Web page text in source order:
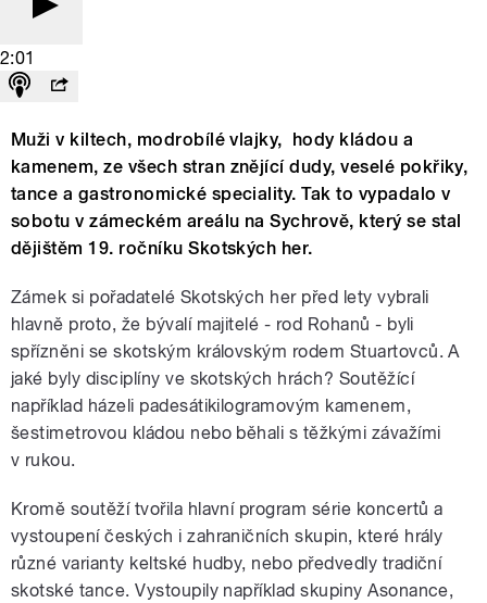
2:01
Muži v kiltech, modrobílé vlajky, hody kládou a
kamenem, ze všech stran znějící dudy, veselé pokřiky,
tance a gastronomické speciality. Tak to vypadalo v
sobotu v zámeckém areálu na Sychrově, který se stal
dějištěm 19. ročníku Skotských her.
Zámek si pořadatelé Skotských her před lety vybrali
hlavně proto, že bývalí majitelé - rod Rohanů - byli
spřízněni se skotským královským rodem Stuartovců. A
jaké byly disciplíny ve skotských hrách? Soutěžící
například házeli padesátikilogramovým kamenem,
šestimetrovou kládou nebo běhali s těžkými závažími
v rukou.
Kromě soutěží tvořila hlavní program série koncertů a
vystoupení českých i zahraničních skupin, které hrály
různé varianty keltské hudby, nebo předvedly tradiční
skotské tance. Vystoupily například skupiny Asonance,